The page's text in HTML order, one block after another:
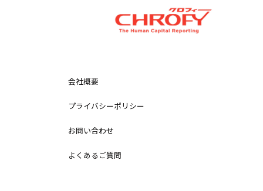
会社概要
プライバシーポリシー
お問い合わせ
よくあるご質問